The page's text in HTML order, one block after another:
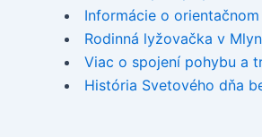
Informácie o
Rodinná lyžovačka v
Viac o spojení pohybu a
História Svetového dňa